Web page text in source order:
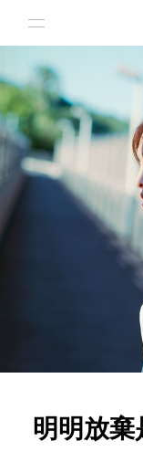
明明放